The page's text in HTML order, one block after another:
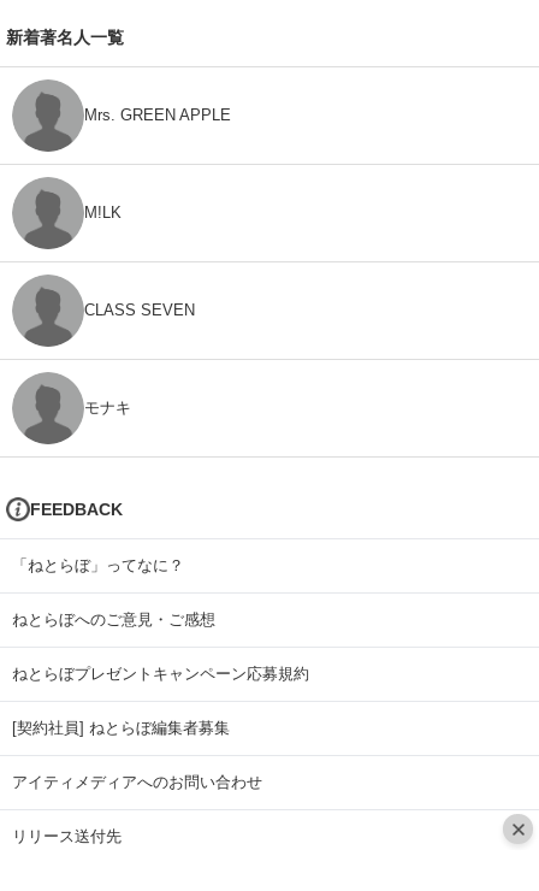
新着著名人一覧
Mrs. GREEN APPLE
M!LK
CLASS SEVEN
モナキ
FEEDBACK
「ねとらぼ」ってなに？
ねとらぼへのご意見・ご感想
ねとらぼプレゼントキャンペーン応募規約
[契約社員] ねとらぼ編集者募集
アイティメディアへのお問い合わせ
リリース送付先